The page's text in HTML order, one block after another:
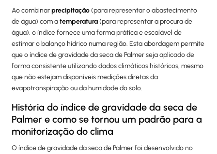
Ao combinarprecipitação(para representar o abastecimento
de água) com atemperatura(para representar a procura de
água), o índice fornece uma forma prática e escalável de
estimar o balanço hídrico numa região. Esta abordagem permite
que o índice de gravidade da seca de Palmer seja aplicado de
forma consistente utilizando dados climáticos históricos, mesmo
que não estejam disponíveis medições diretas da
evapotranspiração ou da humidade do solo.
História do índice de gravidade da seca de
Palmer e como se tornou um padrão para a
monitorização do clima
O índice de gravidade da seca de Palmer foi desenvolvido no